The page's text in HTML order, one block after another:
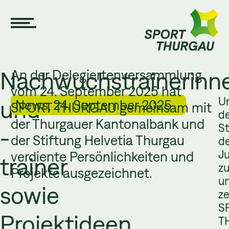
und
-
trainer
sowie
News, 24. September 2025
An der Delegiertenversammlung
vom 24. September 2025 hat
SPORT THURGAU gemeinsam mit
der Thurgauer Kantonalbank und
der Stiftung Helvetia Thurgau
verdiente Persönlichkeiten und
Projekte ausgezeichnet.